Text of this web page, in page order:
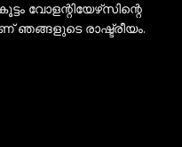
വോളന്റിയേഴ്‌സിന്റെ
ഞങ്ങളുടെ രാഷ്ട്രീയം.